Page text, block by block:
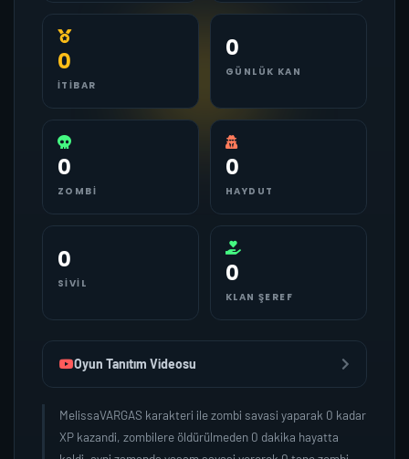
0
İTIBAR
0
GÜNLÜK KAN
0
ZOMBI
0
HAYDUT
0
SIVIL 0
KLAN ŞEREF
Oyun Tanıtım Videosu
MelissaVARGAS karakteri ile zombi savasi yaparak 0 kadar
XP kazandi, zombilere öldürülmeden 0 dakika hayatta